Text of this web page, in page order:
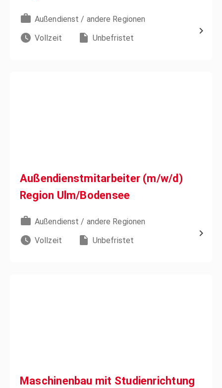
Außendienst / andere Regionen
Vollzeit Unbefristet
Außendienstmitarbeiter (m/w/d)
Region Ulm/Bodensee
Außendienst / andere Regionen
Vollzeit Unbefristet
Maschinenbau mit Studienrichtung